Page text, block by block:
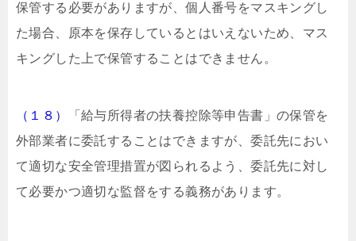
保管する必要がありますが、個人番号をマスキングし
た場合、原本を保存しているとはいえないため、マス
キングした上で保管することはできません。
（１８）
「給与所得者の扶養控除等申告書」の保管を
外部業者に委託することはできますが、委託先におい
て適切な安全管理措置が図られるよう、委託先に対し
て必要かつ適切な監督をする義務があります。